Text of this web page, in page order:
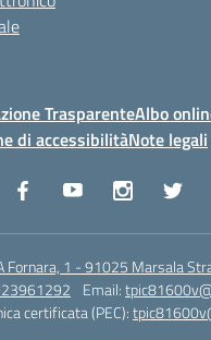
TrasparenteAlbo
di accessibilitàNote legali
Fornara, 1 - 91025 Marsala
Email:
certificata (PEC):